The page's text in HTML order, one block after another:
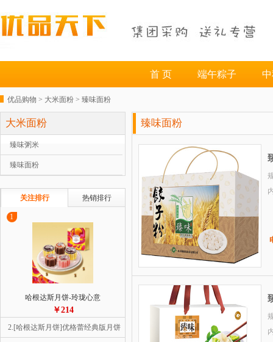
首 页 端午粽子
优品购物 > 大米面粉 > 臻味面粉
大米面粉
臻味粥米
臻味面粉
关注排行 热销排行
1
哈根达斯月饼-玲珑心意
￥214
2.[哈根达斯月饼]优格蕾经典版月饼
臻味面粉